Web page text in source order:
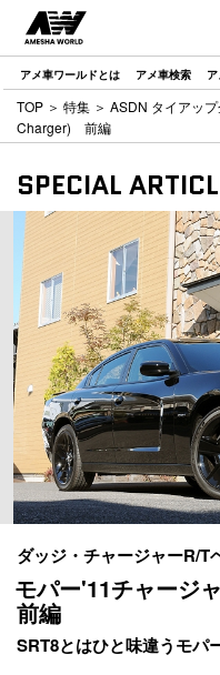
アメ車ワールドとは アメ車検索
TOP ＞ 特集 ＞ ASDN タイアッ
Charger) 前編
SPECIAL
ダッジ・チャージャーR/T
モパー'11チャージ
前編
SRT8とはひと味違うモパ